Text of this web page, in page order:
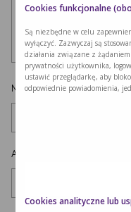
Nazwa*
Adres e-mail
Cookies funkcjonalne
Są niezbędne w celu
wyłączyć. Zazwyczaj są
działania związane z
prywatności użytkownika,
ustawić przeglądarkę, aby
odpowiednie powiadomienia,
Cookies analityczne lub